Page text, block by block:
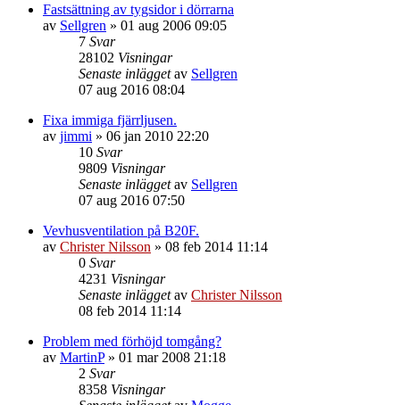
Fastsättning av tygsidor i dörrarna
av Sellgren » 01 aug 2006 09:05
7 Svar
28102 Visningar
Senaste inläggetav Sellgren
07 aug 2016 08:04
Fixa immiga fjärrljusen.
av jimmi » 06 jan 2010 22:20
10 Svar
9809 Visningar
Senaste inläggetav Sellgren
07 aug 2016 07:50
Vevhusventilation på B20F.
av Christer Nilsson » 08 feb 2014 11:14
0 Svar
4231 Visningar
Senaste inläggetav Christer Nilsson
08 feb 2014 11:14
Problem med förhöjd tomgång?
av MartinP» 01 mar 2008 21:18
2 Svar
8358 Visningar